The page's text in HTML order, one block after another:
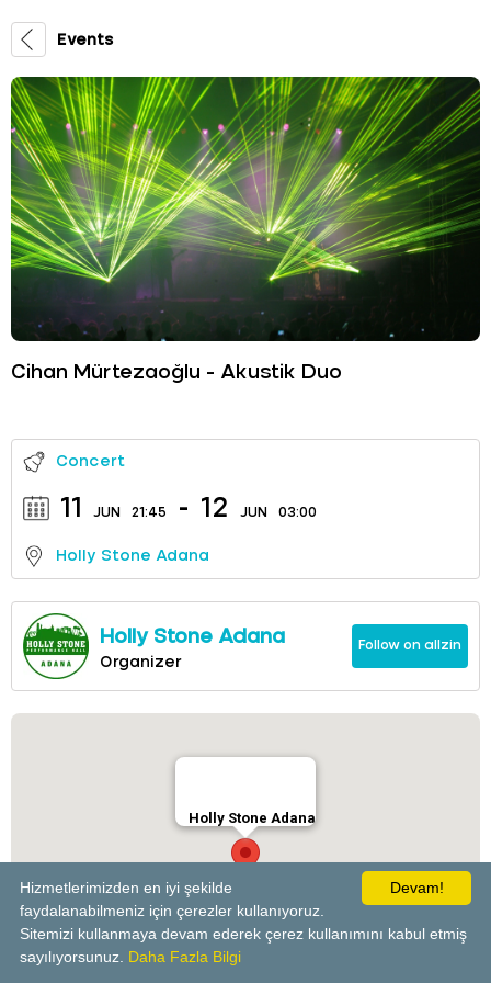
Events
Cihan Mürtezaoğlu - Akustik Duo
Concert
11 JUN 21:45 - 12 JUN 03:00
Holly Stone Adana
Holly Stone Adana
Organizer
Follow on allzin
Holly Stone Adana
powered by
Devam!
Hizmetlerimizden en iyi şekilde
faydalanabilmeniz için çerezler kullanıyoruz.
Sitemizi kullanmaya devam ederek çerez kullanımını kabul etmiş
sayılıyorsunuz. Daha Fazla Bilgi